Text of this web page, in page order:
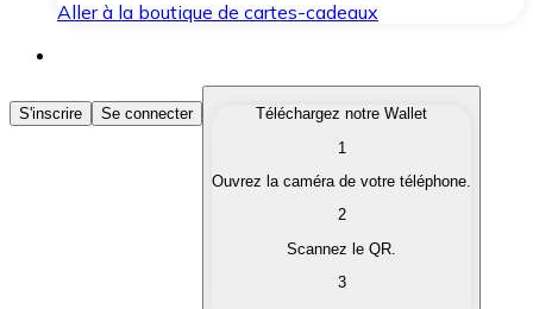
Aller à la boutique de cartes-cadeaux
Acheter des Cryptomonnaies
Achetez les cryptomonnaies qui vous intéressent
Convertissez vos cryptomonnaies en monnaie
S'inscrire Se connecter
Téléchargez notre Wallet
1
Ouvrez la caméra de votre téléphone.
2
Scannez le QR.
3